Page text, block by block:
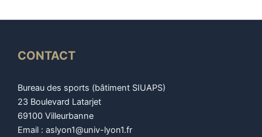
CONTACT
Bureau des sports (bâtiment SIUAPS)
23 Boulevard Latarjet
69100 Villeurbanne
Email : aslyon1@univ-lyon1.fr